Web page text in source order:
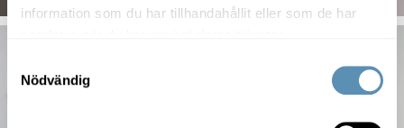
information som du har tillhandahållit eller som de har
Nödvändig